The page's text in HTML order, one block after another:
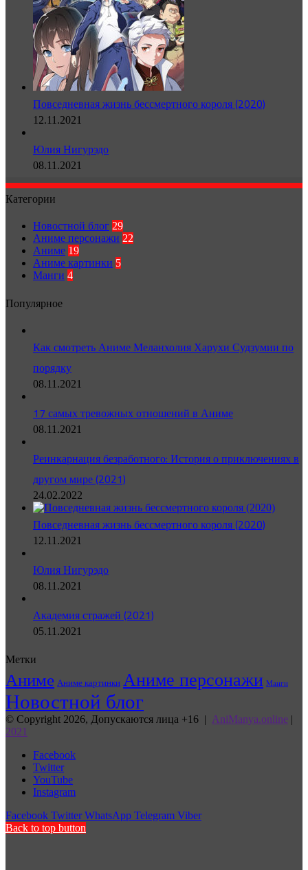
Повседневная жизнь бессмертного короля (2020)
12.11.2021
Юлия Нигурэдо
08.11.2021
Категории
Новостной блог 29
Аниме персонажи 22
Аниме 19
Аниме картинки 5
Манги 4
Популярное
Как смотреть Аниме Меланхолия Харухи Судзумии по
порядку
08.11.2021
17 самых тревожных отношений в Аниме
08.11.2021
Реинкарнация безработного: История о приключениях в
другом мире (2021)
24.02.2022
Повседневная жизнь бессмертного короля (2020)
12.11.2021
Юлия Нигурэдо
08.11.2021
Академия стражей (2021)
05.11.2021
Метки
Аниме Аниме картинки Аниме персонажи Манги
Новостной блог
© Copyright 2026, Допускаются лица +16 | AniManya.online |
2021
Facebook
Twitter
YouTube
Instagram
Facebook Twitter WhatsApp Telegram Viber
Back to top button